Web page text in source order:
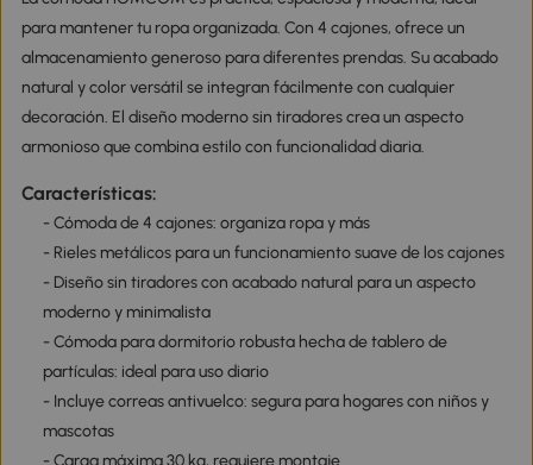
para mantener tu ropa organizada. Con 4 cajones, ofrece un
almacenamiento generoso para diferentes prendas. Su acabado
natural y color versátil se integran fácilmente con cualquier
decoración. El diseño moderno sin tiradores crea un aspecto
armonioso que combina estilo con funcionalidad diaria.
Características:
- Cómoda de 4 cajones: organiza ropa y más
- Rieles metálicos para un funcionamiento suave de los cajones
- Diseño sin tiradores con acabado natural para un aspecto
moderno y minimalista
- Cómoda para dormitorio robusta hecha de tablero de
partículas: ideal para uso diario
- Incluye correas antivuelco: segura para hogares con niños y
mascotas
- Carga máxima 30 kg, requiere montaje